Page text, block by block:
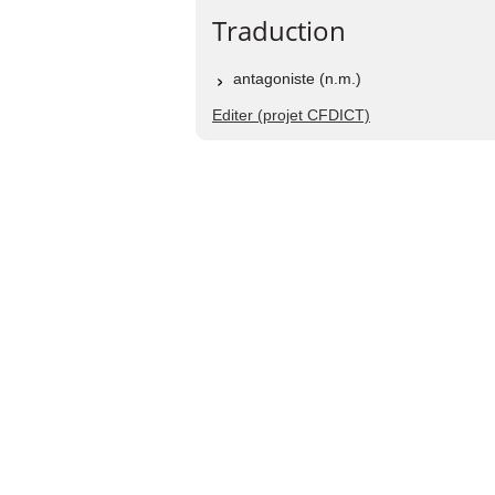
Traduction
antagoniste (n.m.)
Editer (projet CFDICT)